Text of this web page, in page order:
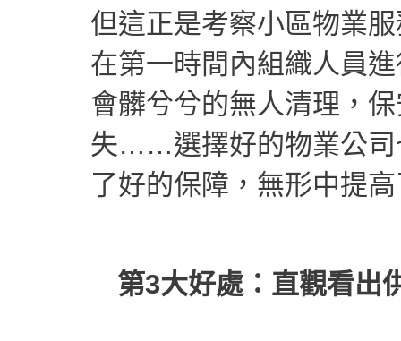
但這正是考察小區物業
在第一時間內組織人員
會髒兮兮的無人清理，
失……選擇好的物業公司
了好的保障，無形中提
第3大好處：直觀看出